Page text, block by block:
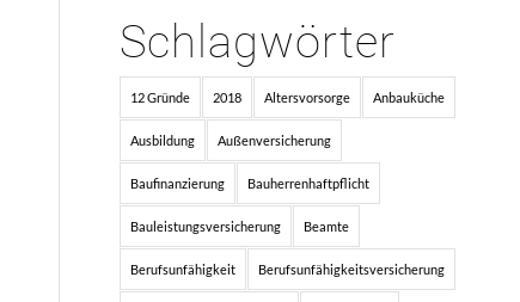
Schlagwörter
12 Gründe 2018 Altersvorsorge Anbauküche
Ausbildung Außenversicherung
Baufinanzierung Bauherrenhaftpflicht
Bauleistungsversicherung Beamte
Berufsunfähigkeit Berufsunfähigkeitsversicherung